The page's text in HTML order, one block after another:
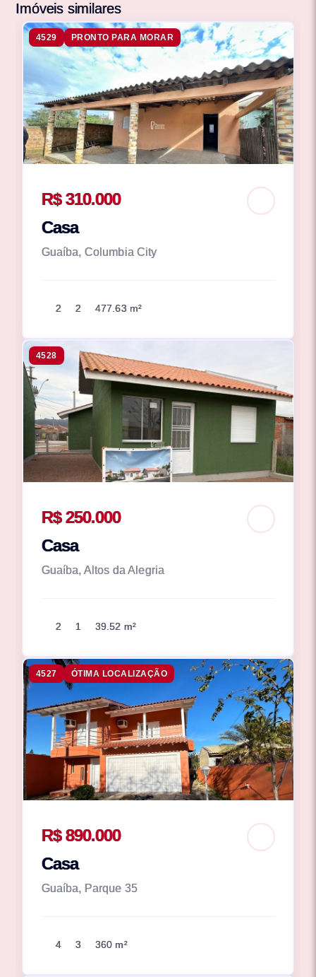
Imóveis similares
4529 PRONTO PARA MORAR
R$ 310.000
Casa
Guaíba, Columbia City
2 2 477.63 m²
4528
R$ 250.000
Casa
Guaíba, Altos da Alegria
2 1 39.52 m²
4527 ÓTIMA LOCALIZAÇÃO
R$ 890.000
Casa
Guaíba, Parque 35
4 3 360 m²